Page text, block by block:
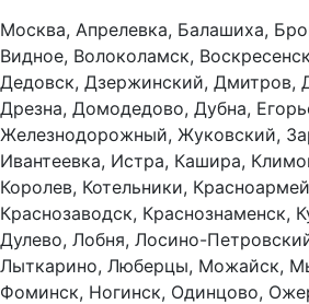
Москва, Апрелевка, Балашиха,
Видное, Волоколамск,
Дедовск, Дзержинский, Дмитров,
Дрезна, Домодедово, Дубна,
Железнодорожный, Жуковский,
Ивантеевка, Истра, Кашира,
Королев, Котельники,
Краснозаводск, Краснознаменск,
Дулево, Лобня, Лосино-
Лыткарино, Люберцы, Можайск,
Фоминск, Ногинск, Одинцово,